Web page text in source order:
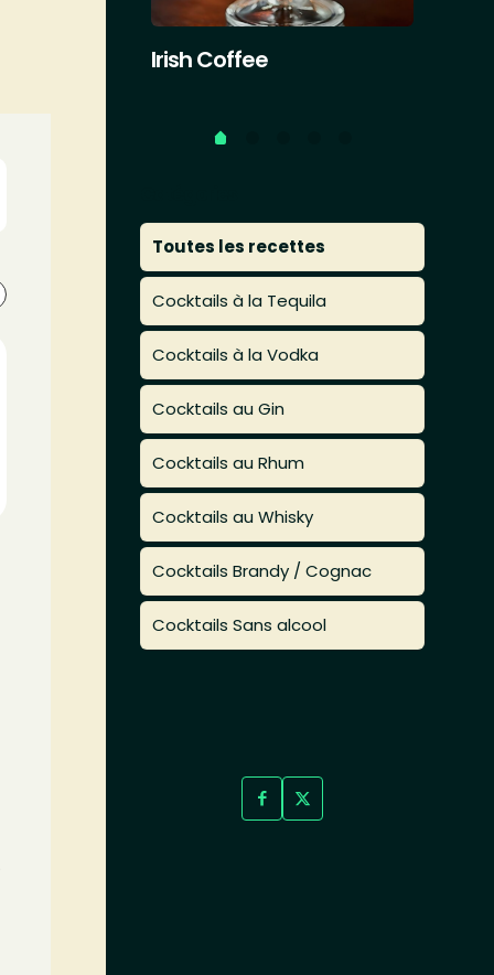
Irish Coffee
Toutes les recettes
Cocktails à la Tequila
Cocktails à la Vodka
Cocktails au Gin
Cocktails au Rhum
Cocktails au Whisky
Cocktails Brandy / Cognac
Cocktails Sans alcool